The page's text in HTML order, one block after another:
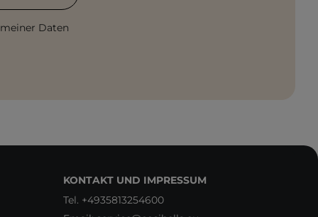
Daten
KONTAKT UND IMPRESSUM
Tel. +4935813254600